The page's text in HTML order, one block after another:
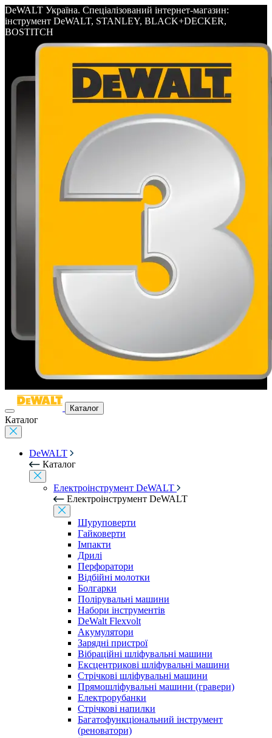
DeWALT Україна. Спеціалізований інтернет-магазин:
інструмент DeWALT, STANLEY, BLACK+DECKER,
BOSTITCH
Каталог
Каталог
DeWALT
Каталог
Електроінструмент DeWALT
Електроінструмент DeWALT
Шуруповерти
Гайковерти
Імпакти
Дрилі
Перфоратори
Відбійні молотки
Болгарки
Полірувальні машини
Набори інструментів
DeWalt Flexvolt
Акумулятори
Зарядні пристрої
Вібраційні шліфувальні машини
Ексцентрикові шліфувальні машини
Стрічкові шліфувальні машини
Прямошліфувальні машини (гравери)
Електрорубанки
Стрічкові напилки
Багатофункціональний інструмент
(реноватори)